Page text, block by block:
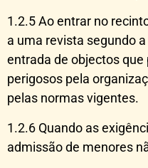
1.2.5 Ao entrar no
a uma revista segundo
entrada de objectos
perigosos pela
pelas normas vigentes.
1.2.6 Quando as
admissão de menores